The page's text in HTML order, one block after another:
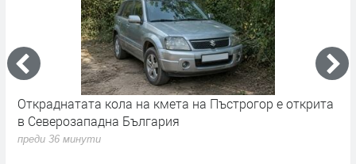
Откраднатата кола на кмета на Пъстрогор е открита
в Северозападна България
преди 36 минути